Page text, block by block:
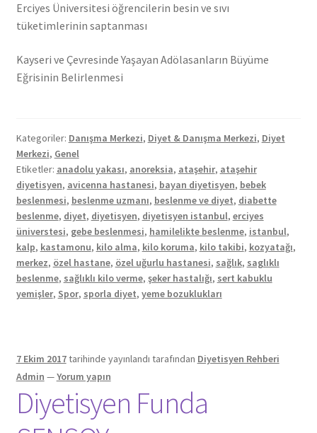
Erciyes Üniversitesi öğrencilerin besin ve sıvı
tüketimlerinin saptanması
Kayseri ve Çevresinde Yaşayan Adölasanların Büyüme
Eğrisinin Belirlenmesi
Kategoriler: Danışma Merkezi, Diyet & Danışma Merkezi, Diyet
Merkezi, Genel
Etiketler: anadolu yakası, anoreksia, ataşehir, ataşehir
diyetisyen, avicenna hastanesi, bayan diyetisyen, bebek
beslenmesi, beslenme uzmanı, beslenme ve diyet, diabette
beslenme, diyet, diyetisyen, diyetisyen istanbul, erciyes
üniverstesi, gebe beslenmesi, hamilelikte beslenme, istanbul,
kalp, kastamonu, kilo alma, kilo koruma, kilo takibi, kozyatağı,
merkez, özel hastane, özel uğurlu hastanesi, sağlık, saglıklı
beslenme, sağlıklı kilo verme, şeker hastalığı, sert kabuklu
yemişler, Spor, sporla diyet, yeme bozuklukları
7 Ekim 2017tarihinde yayınlandı tarafından Diyetisyen Rehberi
Admin —Yorum yapın
Diyetisyen Funda